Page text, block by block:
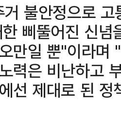
불안정으로
삐뚤어진 신
만일 뿐"이라며
력은 비난하고
선 제대로 된